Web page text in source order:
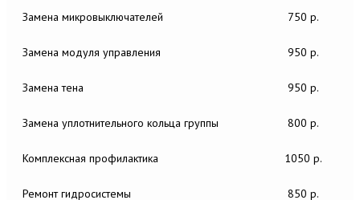
Замена микровыключателей 750 р.
Замена модуля управления 950 р.
Замена тена 950 р.
Замена уплотнительного кольца группы 800 р.
Комплексная профилактика 1050 р.
Ремонт гидросистемы 850 р.